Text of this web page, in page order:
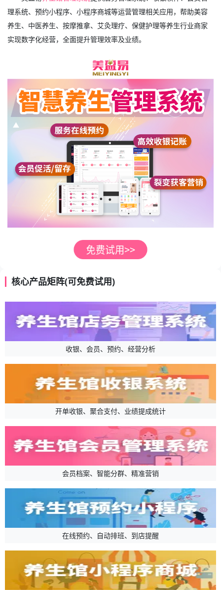
理系统、预约小程序、小程序商城等运营管理相关应用，帮助美容
养生、中医养生、按摩推拿、艾灸理疗、保健护理等养生行业商家
实现数字化经营，全面提升管理效率及业绩。
核心产品矩阵(可免费试用)
收银、会员、预约、经营分析
开单收银、聚合支付、业绩提成统计
会员档案、智能分群、精准营销
在线预约、自动排班、到店提醒